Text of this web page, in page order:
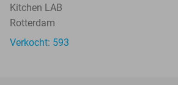
Kitchen LAB
Rotterdam
Verkocht: 593